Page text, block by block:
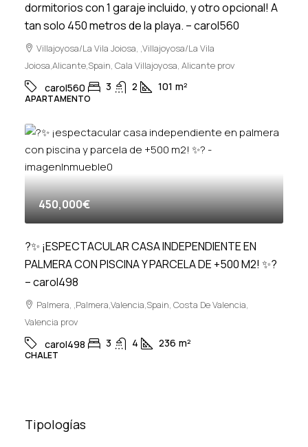
dormitorios con 1 garaje incluido, y otro opcional! A
tan solo 450 metros de la playa. – carol560
Villajoyosa/La Vila Joiosa, ,Villajoyosa/La Vila
Joiosa,Alicante,Spain, Cala Villajoyosa, Alicante prov
carol560 3 2 101 m²
APARTAMENTO
450,000€
?✨ ¡ESPECTACULAR CASA INDEPENDIENTE EN
PALMERA CON PISCINA Y PARCELA DE +500 M2! ✨?
– carol498
Palmera, ,Palmera,Valencia,Spain, Costa De Valencia,
Valencia prov
carol498 3 4 236 m²
CHALET
Tipologías